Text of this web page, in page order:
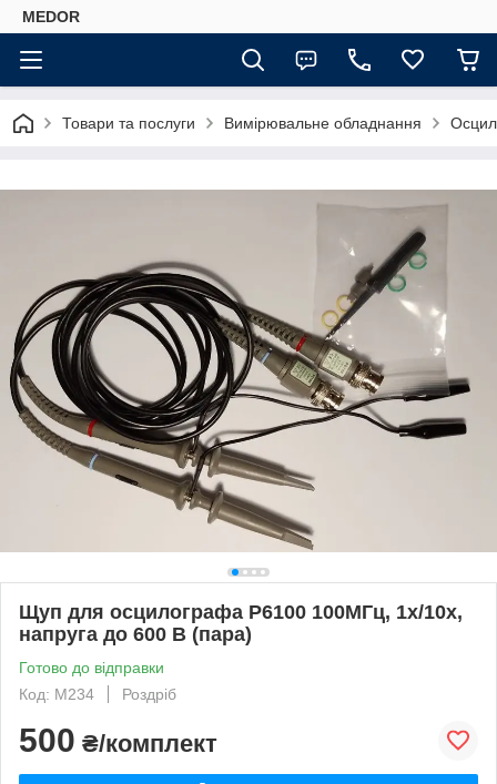
MEDOR
Товари та послуги Вимірювальне обладнання
Щуп для осцилографа P6100 100МГц, 1х/10х,
напруга до 600 В (пара)
Готово до відправки
Код: M234
Роздріб
500 ₴/комплект